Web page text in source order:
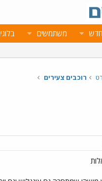
משתמשים
רוכבים צעירים